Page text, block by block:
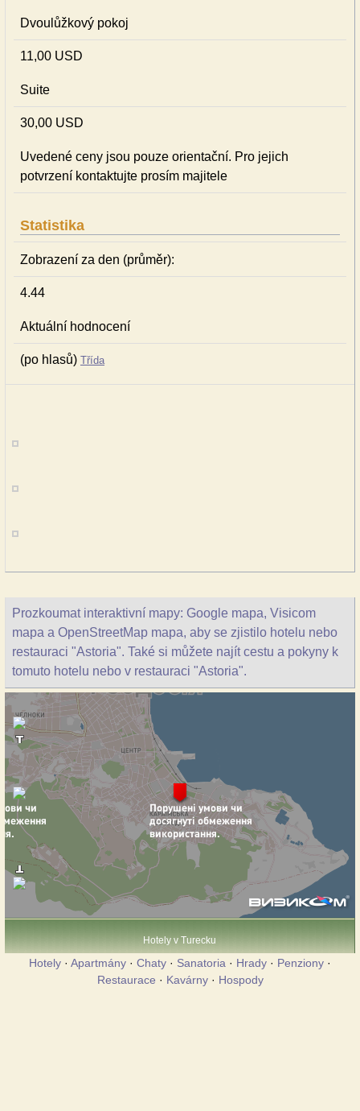
Dvoulůžkový pokoj
11,00 USD
Suite
30,00 USD
Uvedené ceny jsou pouze orientační. Pro jejich
potvrzení kontaktujte prosím majitele
Statistika
Zobrazení za den (průměr):
4.44
Aktuální hodnocení
(po hlasů) Třída
Prozkoumat interaktivní mapy: Google mapa, Visicom
mapa a OpenStreetMap mapa, aby se zjistilo hotelu nebo
restauraci "Astoria". Také si můžete najít cestu a pokyny k
tomuto hotelu nebo v restauraci "Astoria".
Hotely v Turecku
Hotely · Apartmány · Chaty · Sanatoria · Hrady · Penziony ·
Restaurace · Kavárny· Hospody